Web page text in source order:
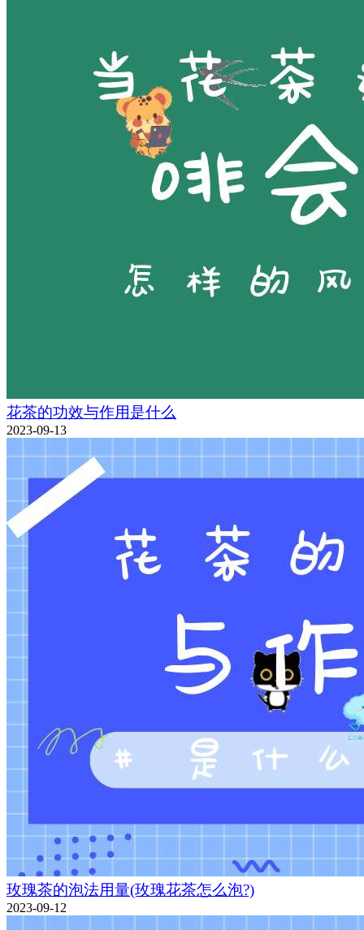
花茶的功效与作用是什么
2023-09-13
玫瑰茶的泡法用量(玫瑰花茶怎么泡?)
2023-09-12